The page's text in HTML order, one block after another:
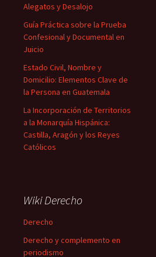
Alegatos y Desalojo
Guía Práctica sobre la Prueba
Confesional y Documental en
Juicio
Estado Civil, Nombre y
Domicilio: Elementos Clave de
la Persona en Guatemala
La Incorporación de Territorios
a la Monarquía Hispánica:
Castilla, Aragón y los Reyes
Católicos
Wiki Derecho
Derecho
Derecho y complemento en
periodismo